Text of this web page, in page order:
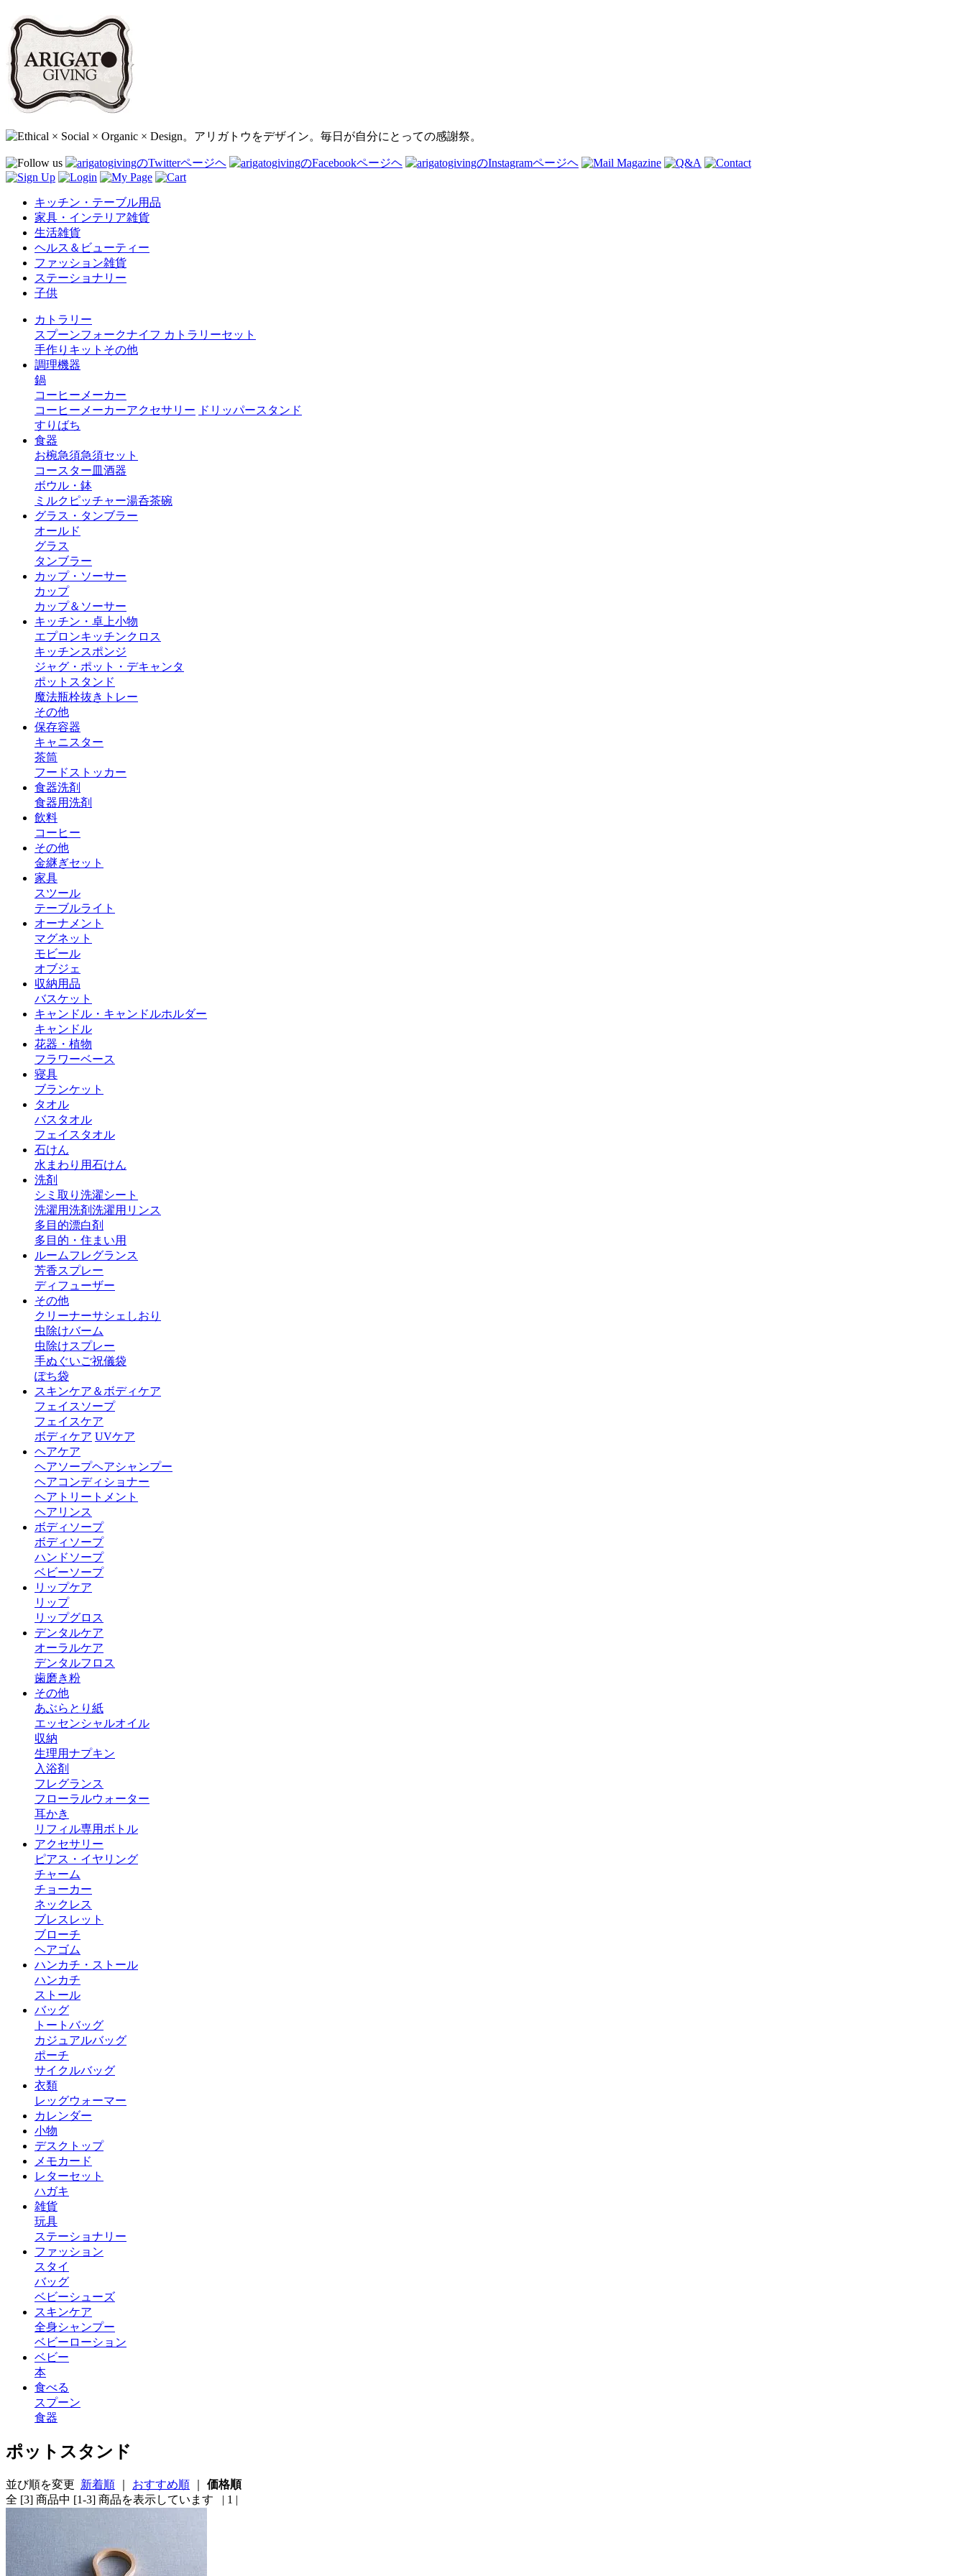
キッチン・テーブル用品
家具・インテリア雑貨
生活雑貨
ヘルス＆ビューティー
ファッション雑貨
ステーショナリー
子供
カトラリー
スプーンフォークナイフ カトラリーセット
手作りキット その他
調理機器
鍋
コーヒーメーカー
コーヒーメーカーアクセサリー ドリッパースタンド
すりばち
食器
お椀急須急須セット
コースター 皿 酒器
ボウル・鉢
ミルクピッチャー湯呑茶碗
グラス・タンブラー
オールド
グラス
タンブラー
カップ・ソーサー
カップ
カップ＆ソーサー
キッチン・卓上小物
エプロンキッチンクロス
キッチンスポンジ
ジャグ・ポット・デキャンタ
ポットスタンド
魔法瓶栓抜き トレー
その他
保存容器
キャニスター
茶筒
フードストッカー
食器洗剤
食器用洗剤
飲料
コーヒー
その他
金継ぎセット
家具
スツール
テーブルライト
オーナメント
マグネット
モビール
オブジェ
収納用品
バスケット
キャンドル・キャンドルホルダー
キャンドル
花器・植物
フラワーベース
寝具
ブランケット
タオル
バスタオル
フェイスタオル
石けん
水まわり用石けん
洗剤
シミ取り 洗濯シート
洗濯用洗剤洗濯用リンス
多目的漂白剤
多目的・住まい用
ルームフレグランス
芳香スプレー
ディフューザー
その他
クリーナーサシェ しおり
虫除けバーム
虫除けスプレー
手ぬぐいご祝儀袋
ぽち袋
スキンケア＆ボディケア
フェイスソープ
フェイスケア
ボディケア UVケア
ヘアケア
ヘアソープヘアシャンプー
ヘアコンディショナー
ヘアトリートメント
ヘアリンス
ボディソープ
ボディソープ
ハンドソープ
ベビーソープ
リップケア
リップ
リップグロス
デンタルケア
オーラルケア
デンタルフロス
歯磨き粉
その他
あぶらとり紙
エッセンシャルオイル
収納
生理用ナプキン
入浴剤
フレグランス
フローラルウォーター
耳かき
リフィル専用ボトル
アクセサリー
ピアス・イヤリング
チャーム
チョーカー
ネックレス
ブレスレット
ブローチ
ヘアゴム
ハンカチ・ストール
ハンカチ
ストール
バッグ
トートバッグ
カジュアルバッグ
ポーチ
サイクルバッグ
衣類
レッグウォーマー
カレンダー
小物
デスクトップ
メモカード
レターセット
ハガキ
雑貨
玩具
ステーショナリー
ファッション
スタイ
バッグ
ベビーシューズ
スキンケア
全身シャンプー
ベビーローション
ベビー
本
食べる
スプーン
食器
ポットスタンド
並び順を変更 新着順 おすすめ順
価格順
全 [3] 商品中 [1-3] 商品を表示しています | 1 |